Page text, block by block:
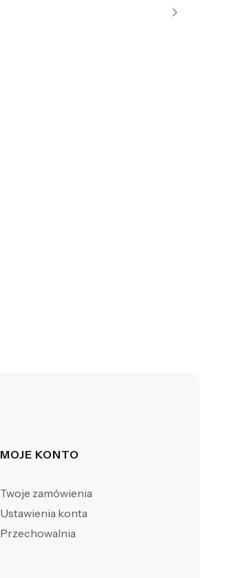
MOJE KONTO
Twoje zamówienia
Ustawienia konta
Przechowalnia